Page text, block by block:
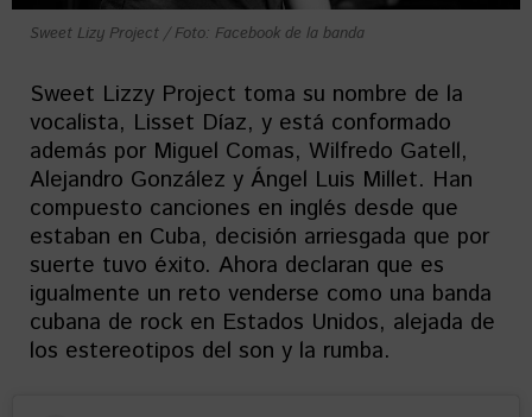
Sweet Lizy Project / Foto: Facebook de la banda
Sweet Lizzy Project toma su nombre de la
vocalista, Lisset Díaz, y está conformado
además por Miguel Comas, Wilfredo Gatell,
Alejandro González y Ángel Luis Millet. Han
compuesto canciones en inglés desde que
estaban en Cuba, decisión arriesgada que por
suerte tuvo éxito. Ahora declaran que es
igualmente un reto venderse como una banda
cubana de rock en Estados Unidos, alejada de
los estereotipos del son y la rumba.